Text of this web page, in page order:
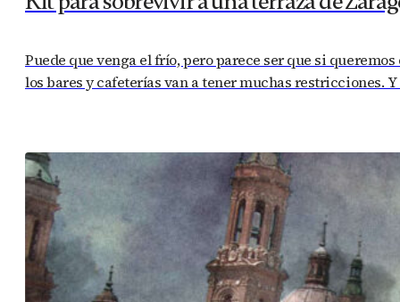
Puede que venga el frío, pero parece ser que si
los bares y cafeterías van a tener muchas restricciones.